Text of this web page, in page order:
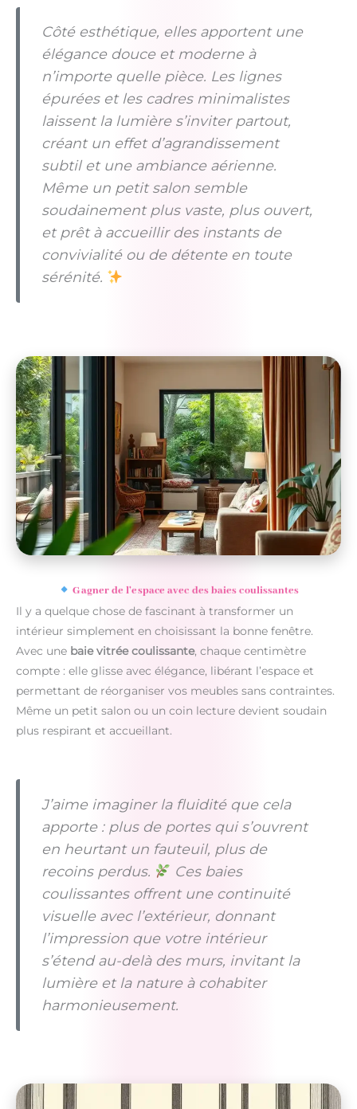
Côté esthétique, elles apportent une
élégance douce et moderne à
n’importe quelle pièce. Les lignes
épurées et les cadres minimalistes
laissent la lumière s’inviter partout,
créant un effet d’agrandissement
subtil et une ambiance aérienne.
Même un petit salon semble
soudainement plus vaste, plus ouvert,
et prêt à accueillir des instants de
convivialité ou de détente en toute
sérénité.
Gagner de l’espace avec des baies coulissantes
Il y a quelque chose de fascinant à transformer un
intérieur simplement en choisissant la bonne fenêtre.
Avec une baie vitrée coulissante, chaque centimètre
compte : elle glisse avec élégance, libérant l’espace et
permettant de réorganiser vos meubles sans contraintes.
Même un petit salon ou un coin lecture devient soudain
plus respirant et accueillant.
J’aime imaginer la fluidité que cela
apporte : plus de portes qui s’ouvrent
en heurtant un fauteuil, plus de
recoins perdus.
Ces baies
coulissantes offrent une continuité
visuelle avec l’extérieur, donnant
l’impression que votre intérieur
s’étend au-delà des murs, invitant la
lumière et la nature à cohabiter
harmonieusement.